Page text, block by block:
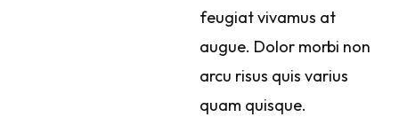
feugiat vivamus at
augue. Dolor morbi non
arcu risus quis varius
quam quisque.